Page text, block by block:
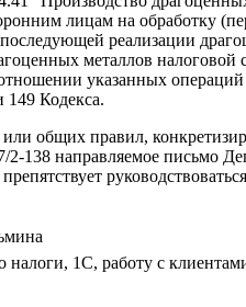
лицам на обработку
реализации
металлов
указанных
149 Кодекса.
общих правил,
138 направляемое письмо
1С, работу с